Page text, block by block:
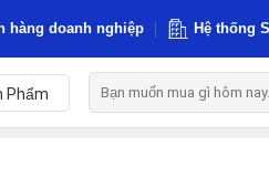
hàng doanh nghiệp Hệ thống
Phẩm
kiếm: